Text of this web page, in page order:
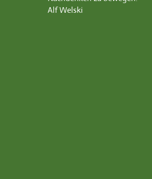
Alf Welski